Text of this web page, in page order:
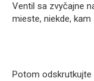
Ventil sa zvyčajne
mieste, niekde,
Potom